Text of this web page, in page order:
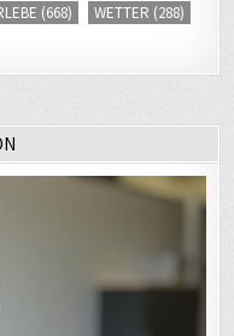
(668) WETTER (288)